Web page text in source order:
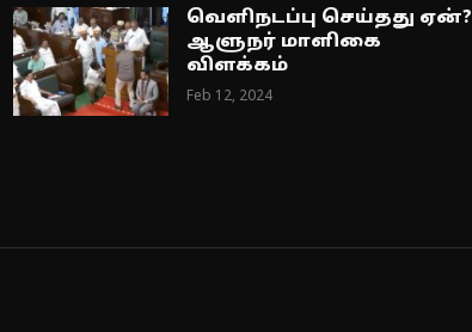
வெளிநடப்பு செய்தது ஏன்?
ஆளுநர் மாளிகை
விளக்கம்
Feb 12, 2024